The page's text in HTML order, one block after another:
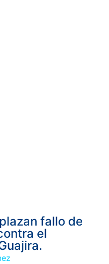
fallo de
el